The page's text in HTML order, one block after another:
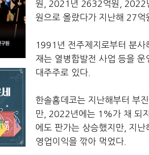
원, 2021년 2632억원, 2022
원으로 올랐다가 지난해 27억
1991년 전주제지로부터 분사
재는 열병합발전 사업 등을
대주주로 있다.
한솔홈데코는 지난해부터 부
만, 2022년에는 1%가 채 되
에도 판가는 상승했지만, 지난
영업이익을 깎아 먹었다.